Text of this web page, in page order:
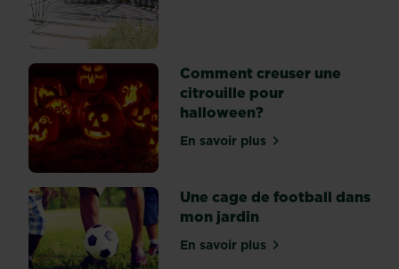
la
sérénité,
à
la
paix
et
à
Comment creuser une
citrouille pour
halloween?
En savoir plussur Comment creuser
Une cage de football dans
mon jardin
En savoir plussur Une cage de football